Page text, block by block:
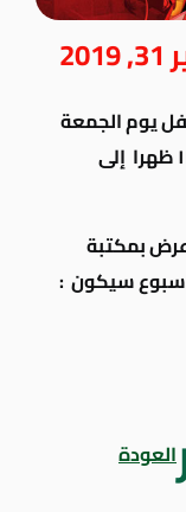
يوم الجمعة
من كل إسبوع في تمام الساعة ١٢.٣٠ ظهرا إلى
بمكتبة
سيكون :
العودة